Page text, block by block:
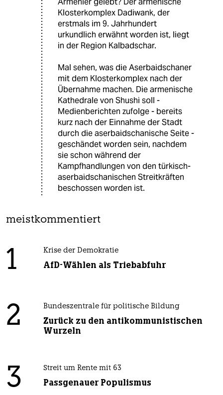
Klosterkomplex Dadiwank, der
erstmals im 9. Jahrhundert
urkundlich erwähnt worden ist, liegt
in der Region Kalbadschar.
Mal sehen, was die Aserbaidschaner
mit dem Klosterkomplex nach der
Übernahme machen. Die armenische
Kathedrale von Shushi soll -
Medienberichten zufolge - bereits
kurz nach der Einnahme der Stadt
durch die aserbaidschanische Seite -
geschändet worden sein, nachdem
sie schon während der
Kampfhandlungen von den türkisch-
aserbaidschanischen Streitkräften
beschossen worden ist.
meistkommentiert
1 Krise der Demokratie
AfD-Wählen als Triebabfuhr
2 Bundeszentrale für politische Bildung
Zurück zu den antikommunistischen
Wurzeln
3 Streit um Rente mit 63
Passgenauer Populismus